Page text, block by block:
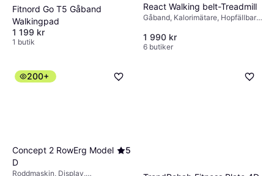
Fitnord Go T5 Gåband
Walkingpad
1 199 kr
1 butik
React Walking belt-Treadmill
Gåband, Kalorimätare, Hopfällbar,
Hastighetsmätare
1 990 kr
6 butiker
200+
Concept 2 RowErg Model
D
5
Roddmaskin, Display,